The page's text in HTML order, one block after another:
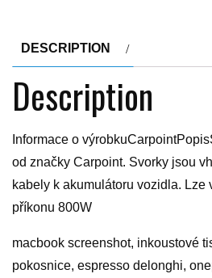
DESCRIPTION
Description
Informace o
od značky Carpoint. Svorky jsou
kabely k akumulátoru vozidla. Lze
příkonu 800W
macbook screenshot, inkoustové
pokosnice, espresso delonghi,